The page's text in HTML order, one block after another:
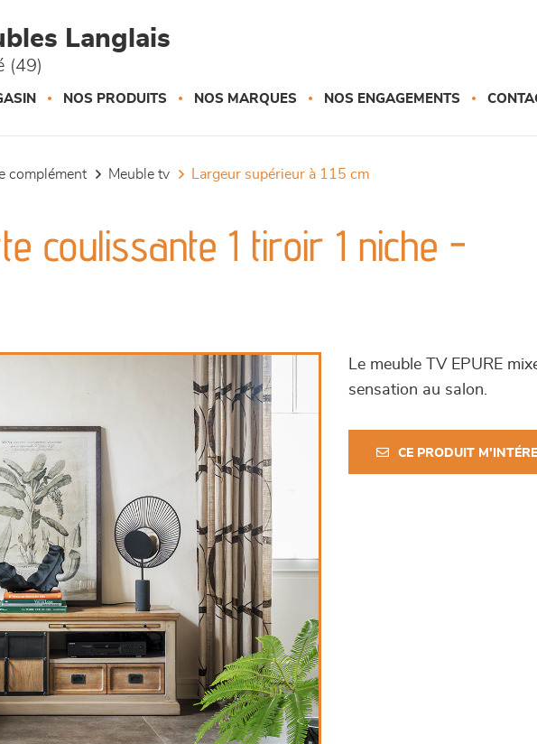
Langlais
(49)
NOS PRODUITS NOS MARQUES NOS ENGAGEMENTS
complément meuble tv largeur supérieur à 115 cm
coulissante 1 tiroir 1 niche -
Le meuble TV EPURE
sensation au salon.
CE PRODUIT